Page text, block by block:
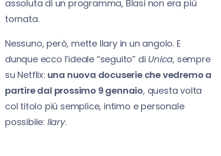
assoluta di un programma, Blasi non era più
tornata.
Nessuno, però, mette Ilary in un angolo. E
dunque ecco l’ideale “seguito” di Unica, sempre
su Netflix: una nuova docuserie che vedremo a
partire dal prossimo 9 gennaio, questa volta
col titolo più semplice, intimo e personale
possibile: Ilary.